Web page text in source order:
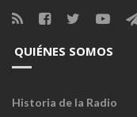
QUIÉNES SOMOS
Historia de la Radio